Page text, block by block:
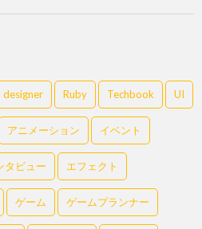
designer Ruby Techbook UI
アニメーション イベント
タビュー エフェクト
ゲーム ゲームプランナー